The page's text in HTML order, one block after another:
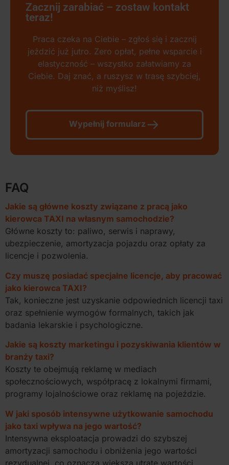
Zacznij zarabiać – zostaw kontakt
teraz!
Praca czeka na Ciebie – zgłoś się i zacznij
jeździć już jutro. Zero opłat, pełne wsparcie i
elastyczność – wszystko załatwiamy za
Ciebie. Daj znać, a ruszysz w trasę szybciej,
niż myślisz!
Wypełnij formularz
FAQ
Jakie są główne koszty związane z pracą jako
kierowca TAXI na własnym samochodzie?
Główne koszty to: paliwo, serwis i naprawy,
ubezpieczenie, amortyzacja pojazdu oraz opłaty za
licencje i pozwolenia.
Czy muszę posiadać specjalne licencje, aby pracować
jako kierowca TAXI?
Tak, konieczne jest uzyskanie odpowiednich licencji taxi
oraz spełnienie wymogów formalnych, takich jak
badania lekarskie i psychologiczne.
Jakie są koszty marketingu i pozyskiwania klientów w
branży taxi?
Koszty te obejmują reklamę w mediach
społecznościowych, współpracę z lokalnymi firmami,
programy lojalnościowe oraz reklamę na pojeździe.
W jaki sposób intensywne użytkowanie samochodu
jako taxi wpływa na jego wartość?
Intensywna eksploatacja prowadzi do szybszej
amortyzacji samochodu i obniżenia jego wartości
rezydualnej, co oznacza większą utratę wartości